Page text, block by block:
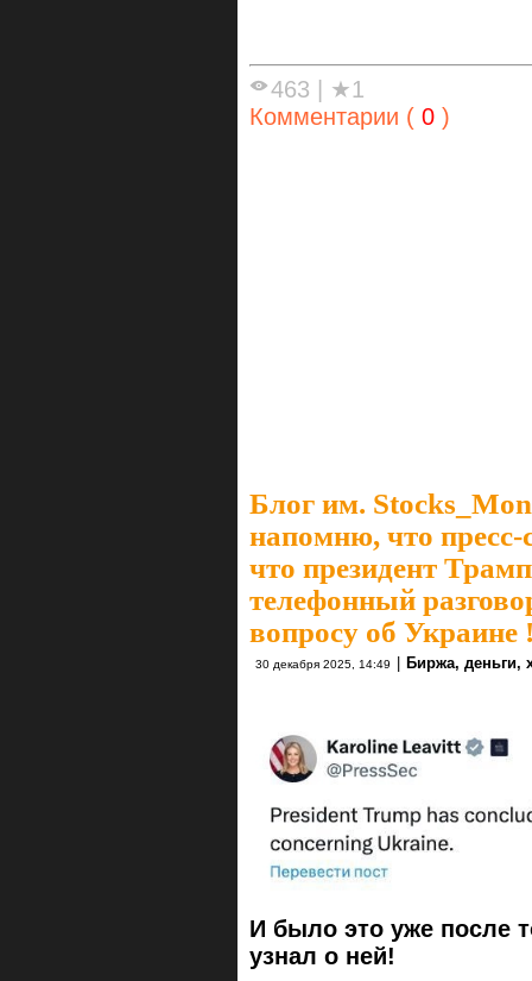
463 | ★1
Комментарии ( 0 )
Блог им.
напомню, что пресс-
что президент
телефонный
вопросу об Украине
30 декабря 2025, 14:49 | Биржа, деньги,
И было это уже после
узнал о ней!